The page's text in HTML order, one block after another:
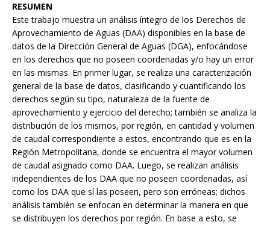
RESUMEN
Este trabajo muestra un análisis íntegro de los Derechos de
Aprovechamiento de Aguas (DAA) disponibles en la base de
datos de la Dirección General de Aguas (DGA), enfocándose
en los derechos que no poseen coordenadas y/o hay un error
en las mismas. En primer lugar, se realiza una caracterización
general de la base de datos, clasificando y cuantificando los
derechos según su tipo, naturaleza de la fuente de
aprovechamiento y ejercicio del derecho; también se analiza la
distribución de los mismos, por región, en cantidad y volumen
de caudal correspondiente a estos, encontrando que es en la
Región Metropolitana, donde se encuentra el mayor volumen
de caudal asignado como DAA. Luego, se realizan análisis
independientes de los DAA que no poseen coordenadas, así
como los DAA que sí las poseen, pero son erróneas; dichos
análisis también se enfocan en determinar la manera en que
se distribuyen los derechos por región. En base a esto, se